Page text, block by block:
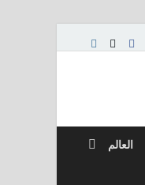
العالم